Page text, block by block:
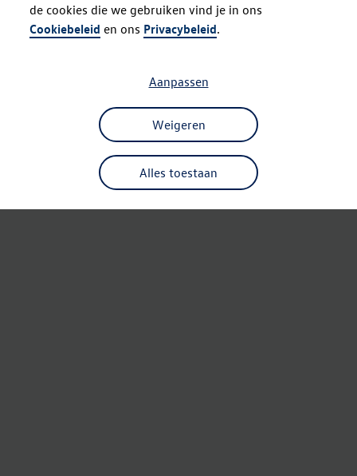
de cookies die we gebruiken vind je in ons
Cookiebeleid en ons Privacybeleid.
Alles toestaan
Weigeren
Aanpassen
Oops!
Something went wrong. Please try
refreshing the app
Refresh